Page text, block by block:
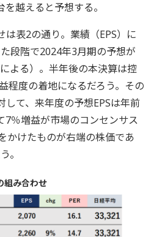
越えると予想する。
は表2の通り。業績（EPS）に
段階で2024年3月期の予想が
よる）。半年後の本決算は控
程度の着地になるだろう。その
して、来年度の予想EPSは年前
7％増益が市場のコンセンサス
かけたものが右端の株価であ
。
組み合わせ